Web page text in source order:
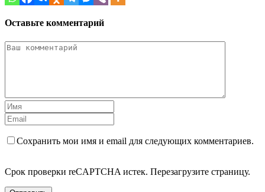
Оставьте комментарий
Сохранить мои имя и email для следующих комментариев.
Срок проверки reCAPTCHA истек. Перезагрузите страницу.